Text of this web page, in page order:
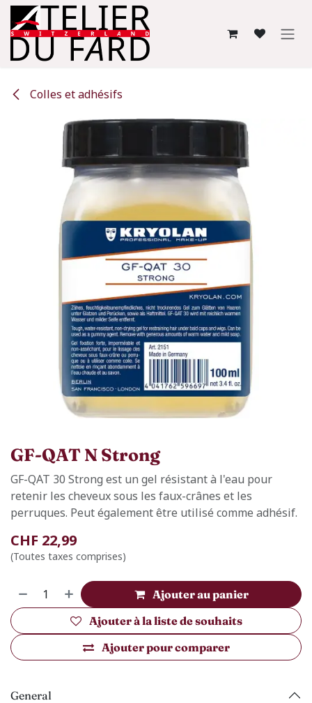
Se rendre au contenu
Colles et adhésifs
GF-QAT N Strong
GF-QAT 30 Strong est un gel résistant à l'eau pour
retenir les cheveux sous les faux-crânes et les
perruques. Peut également être utilisé comme adhésif.
CHF 22,99
(Toutes taxes comprises)
Ajouter au panier
Ajouter pour comparer
Ajouter à la liste de souhaits
General